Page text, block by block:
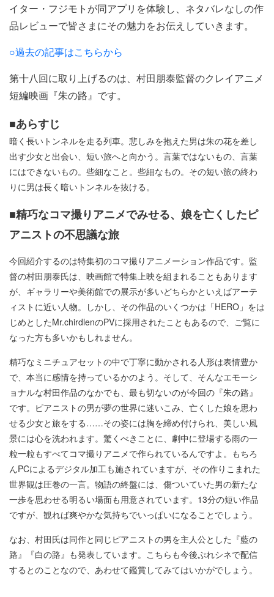
イター・フジモトが同アプリを体験し、ネタバレなしの作
品レビューで皆さまにその魅力をお伝えしていきます。
○過去の記事はこちらから
第十八回に取り上げるのは、村田朋泰監督のクレイアニメ
短編映画『朱の路』です。
■あらすじ
暗く長いトンネルを走る列車。悲しみを抱えた男は朱の花を差し
出す少女と出会い、短い旅へと向かう。言葉ではないもの、言葉
にはできないもの。些細なこと。些細なもの。その短い旅の終わ
りに男は長く暗いトンネルを抜ける。
■精巧なコマ撮りアニメでみせる、娘を亡くしたピ
アニストの不思議な旅
今回紹介するのは特集初のコマ撮りアニメーション作品です。監
督の村田朋泰氏は、映画館で特集上映を組まれることもあります
が、ギャラリーや美術館での展示が多いどちらかといえばアーテ
ィストに近い人物。しかし、その作品のいくつかは「HERO」をは
じめとしたMr.chirdlenのPVに採用されたこともあるので、ご覧に
なった方も多いかもしれません。
精巧なミニチュアセットの中で丁寧に動かされる人形は表情豊か
で、本当に感情を持っているかのよう。そして、そんなエモーシ
ョナルな村田作品のなかでも、最も切ないのが今回の『朱の路』
です。ピアニストの男が夢の世界に迷いこみ、亡くした娘を思わ
せる少女と旅をする……その姿には胸を締め付けられ、美しい風
景には心を洗われます。驚くべきことに、劇中に登場する雨の一
粒一粒もすべてコマ撮りアニメで作られているんですよ。もちろ
んPCによるデジタル加工も施されていますが、その作りこまれた
世界観は圧巻の一言。物語の終盤には、傷ついていた男の新たな
一歩を思わせる明るい場面も用意されています。13分の短い作品
ですが、観れば爽やかな気持ちでいっぱいになることでしょう。
なお、村田氏は同作と同じピアニストの男を主人公とした『藍の
路』『白の路』も発表しています。こちらも今後ぷれシネで配信
するとのことなので、あわせて鑑賞してみてはいかがでしょう。